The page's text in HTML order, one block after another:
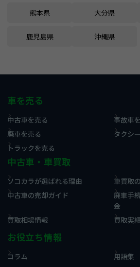
熊本県 大分県
鹿児島県 沖縄県
車を売る
中古車を売る
事故車
廃車を売る
タクシ
トラックを売る
中古車・車買取
ソコカラが選ばれる理由
車買取
中古車の売却ガイド
廃車手
金
買取相場情報
買取実
お役立ち情報
コラム 用語集